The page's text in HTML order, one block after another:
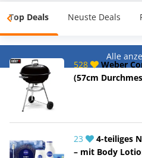
Top Deals Neuste Deals
Alle
528
Weber
(57cm
23
4-teiliges
– mit Body